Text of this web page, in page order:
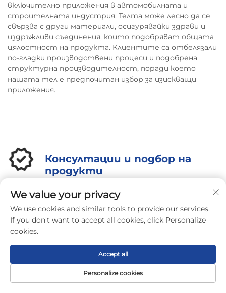
включително приложения в автомобилната и
строителната индустрия. Телта може лесно да се
свързва с други материали, осигурявайки здрави и
издръжливи съединения, които подобряват общата
цялостност на продукта. Клиентите са отбелязали
по-гладки производствени процеси и подобрена
структурна производителност, поради което
нашата тел е предпочитан избор за изискващи
приложения.
Консултации и подбор на
продукти
Съвети, които са подходящи за
теб.
Производство и верига
на доставки
Ефективно производство,
Начална
Продукт За нас Контакти
We value your privacy
We use cookies and similar tools to provide our services.
If you don't want to accept all cookies, click Personalize
cookies.
Personalize cookies
Accept all